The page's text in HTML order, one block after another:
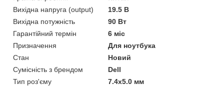
Вихідна напруга (output)
19.5 В
Вихідна потужність
90 Вт
Гарантійний термін
6 міс
Призначення
Для ноутбука
Стан
Новий
Сумісність з брендом
Dell
Тип роз'єму
7.4x5.0 мм